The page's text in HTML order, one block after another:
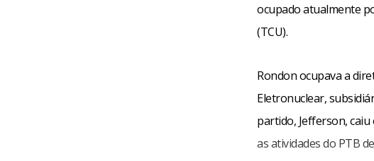
ocupado atualmente
(TCU).
Rondon ocupava a
Eletronuclear,
partido, Jefferson,
as atividades do PTB